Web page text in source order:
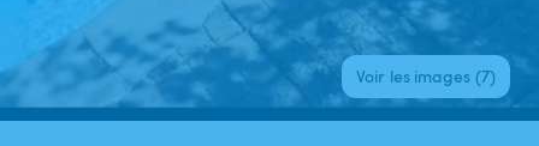
Voir les images (7)